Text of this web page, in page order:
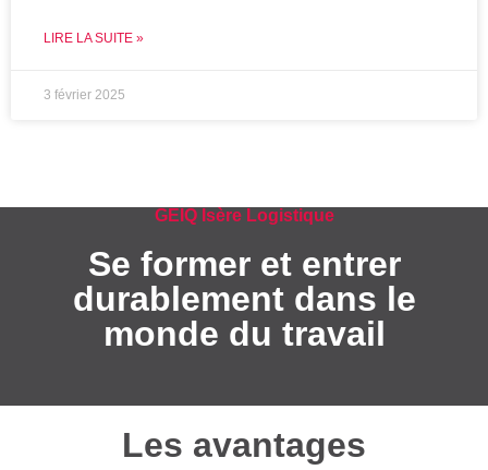
LIRE LA SUITE »
3 février 2025
GEIQ Isère Logistique
Se former et entrer
durablement dans le
monde du travail
Les avantages